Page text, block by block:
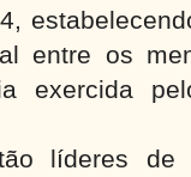
entre os
exercida
líderes de